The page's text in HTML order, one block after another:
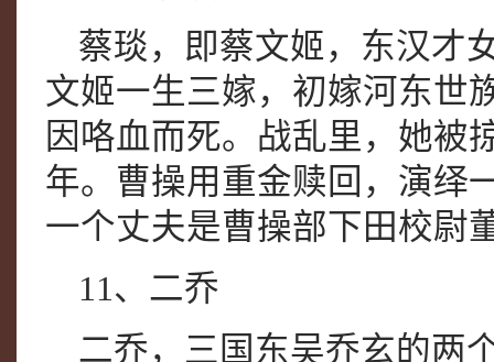
蔡琰，即蔡文姬，东汉才
文姬一生三嫁，初嫁河东世
因咯血而死。战乱里，她被
年。曹操用重金赎回，演绎
一个丈夫是曹操部下田校尉
11、二乔
二乔，三国东吴乔玄的两